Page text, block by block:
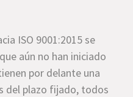
ISO 9001:2015 se
aún no han iniciado
por delante una
del plazo fijado, todos